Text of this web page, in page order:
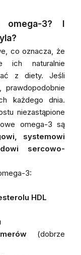
omega-3? I
co oznacza, że
naturalnie
z diety. Jeśli
każdego dnia.
niezastąpione
omega-3 są
systemowi
sercowo-
3:
HDL
(dobrze